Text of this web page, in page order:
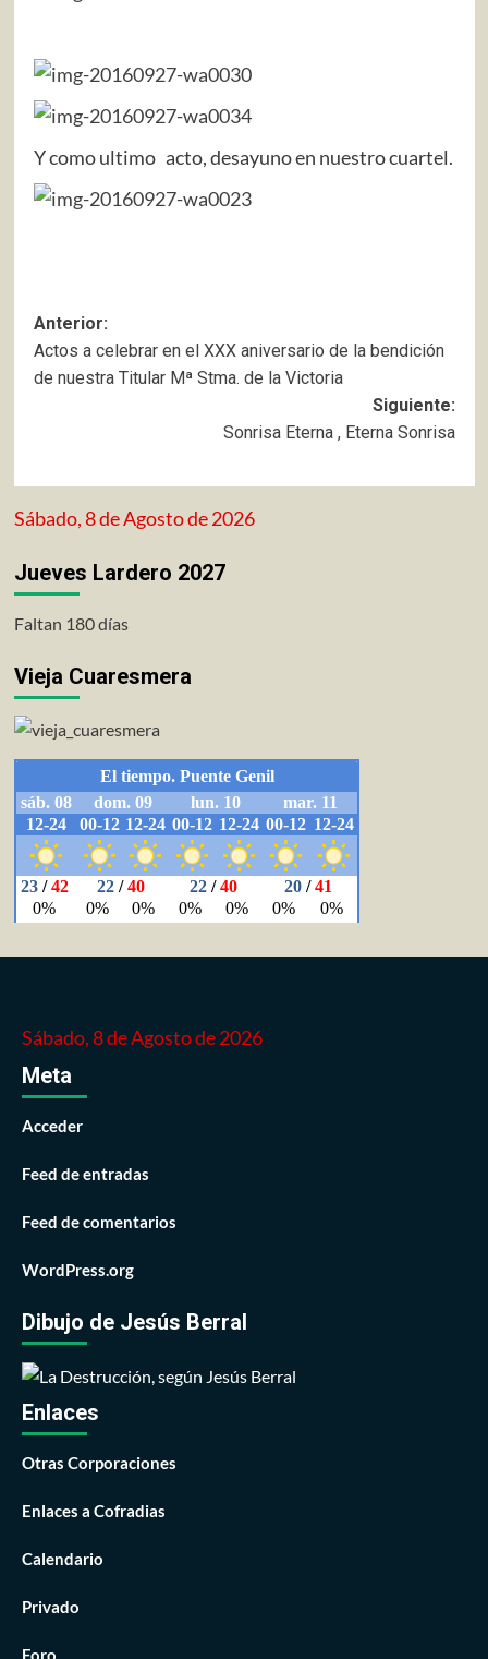
Y como ultimo acto, desayuno en nuestro cuartel.
Navegación
de
Anterior:
Actos a celebrar en el XXX aniversario de la bendición
de nuestra Titular Mª Stma. de la Victoria
Siguiente:
Sonrisa Eterna , Eterna Sonrisa
Sábado, 8 de Agosto de 2026
Jueves Lardero 2027
Faltan 180 días
Vieja Cuaresmera
Sábado, 8 de Agosto de 2026
Meta
Acceder
Feed de entradas
Feed de comentarios
WordPress.org
Dibujo de Jesús Berral
Enlaces
Otras Corporaciones
Enlaces a Cofradias
Calendario
Privado
Foro